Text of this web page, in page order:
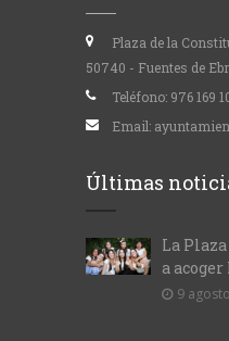
Plaza de la
50740 - Fuentes de
Teléfono: 976 169
Email:
Últimas
La
a acoger
9